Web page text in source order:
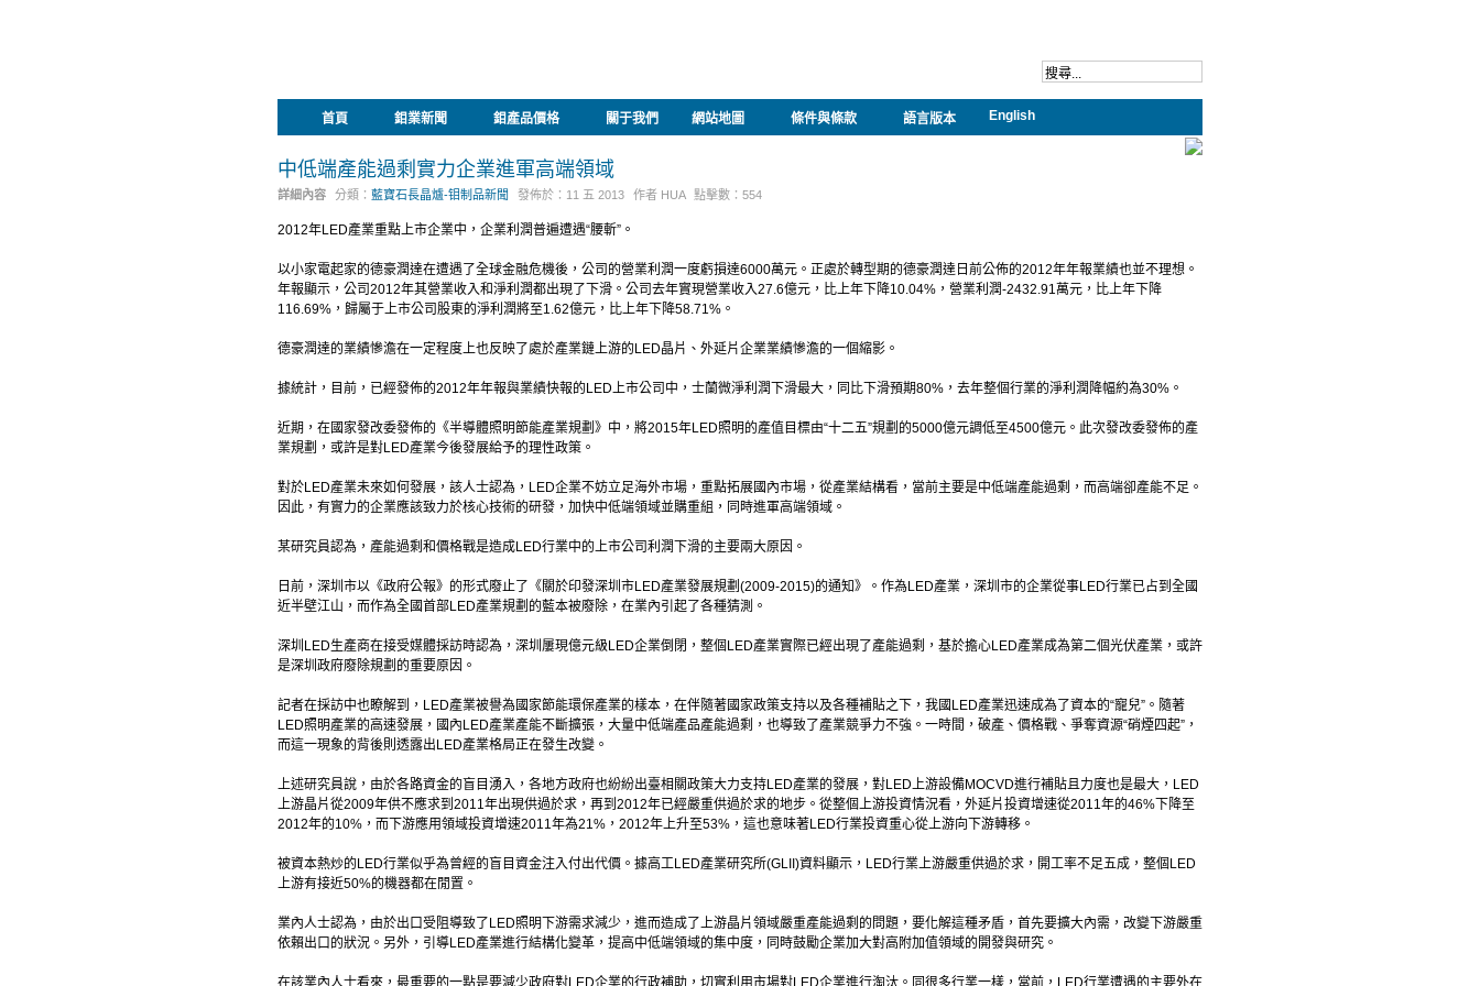
首頁 鉬業新聞 鉬產品價格 關于我們 網站地圖 條件與條款 語言版本 English
中低端產能過剩實力企業進軍高端領域
詳細內容 分類： 藍寶石長晶爐-钼制品新聞 發佈於： 11 五 2013 作者 HUA 點擊數： 554
2012年LED產業重點上市企業中，企業利潤普遍遭遇“腰斬”。
以小家電起家的德豪潤達在遭遇了全球金融危機後，公司的營業利潤一度虧損達6000萬元。正處於轉型期的德豪潤達日前公佈的2012年年報業績也並不理想。
年報顯示，公司2012年其營業收入和淨利潤都出現了下滑。公司去年實現營業收入27.6億元，比上年下降10.04%，營業利潤-2432.91萬元，比上年下降
116.69%，歸屬于上市公司股東的淨利潤將至1.62億元，比上年下降58.71%。
德豪潤達的業績慘澹在一定程度上也反映了處於產業鏈上游的LED晶片、外延片企業業績慘澹的一個縮影。
據統計，目前，已經發佈的2012年年報與業績快報的LED上市公司中，士蘭微淨利潤下滑最大，同比下滑預期80%，去年整個行業的淨利潤降幅約為30%。
近期，在國家發改委發佈的《半導體照明節能產業規劃》中，將2015年LED照明的產值目標由“十二五”規劃的5000億元調低至4500億元。此次發改委發佈的產
業規劃，或許是對LED產業今後發展給予的理性政策。
對於LED產業未來如何發展，該人士認為，LED企業不妨立足海外市場，重點拓展國內市場，從產業結構看，當前主要是中低端產能過剩，而高端卻產能不足。
因此，有實力的企業應該致力於核心技術的研發，加快中低端領域並購重組，同時進軍高端領域。
某研究員認為，產能過剩和價格戰是造成LED行業中的上市公司利潤下滑的主要兩大原因。
日前，深圳市以《政府公報》的形式廢止了《關於印發深圳市LED產業發展規劃(2009-2015)的通知》。作為LED產業，深圳市的企業從事LED行業已占到全國
近半壁江山，而作為全國首部LED產業規劃的藍本被廢除，在業內引起了各種猜測。
深圳LED生產商在接受媒體採訪時認為，深圳屢現億元級LED企業倒閉，整個LED產業實際已經出現了產能過剩，基於擔心LED產業成為第二個光伏產業，或許
是深圳政府廢除規劃的重要原因。
記者在採訪中也瞭解到，LED產業被譽為國家節能環保產業的樣本，在伴隨著國家政策支持以及各種補貼之下，我國LED產業迅速成為了資本的“寵兒”。隨著
LED照明產業的高速發展，國內LED產業產能不斷擴張，大量中低端產品產能過剩，也導致了產業競爭力不強。一時間，破產、價格戰、爭奪資源“硝煙四起”，
而這一現象的背後則透露出LED產業格局正在發生改變。
上述研究員說，由於各路資金的盲目湧入，各地方政府也紛紛出臺相關政策大力支持LED產業的發展，對LED上游設備MOCVD進行補貼且力度也是最大，LED
上游晶片從2009年供不應求到2011年出現供過於求，再到2012年已經嚴重供過於求的地步。從整個上游投資情況看，外延片投資增速從2011年的46%下降至
2012年的10%，而下游應用領域投資增速2011年為21%，2012年上升至53%，這也意味著LED行業投資重心從上游向下游轉移。
被資本熱炒的LED行業似乎為曾經的盲目資金注入付出代價。據高工LED產業研究所(GLII)資料顯示，LED行業上游嚴重供過於求，開工率不足五成，整個LED
上游有接近50%的機器都在閒置。
業內人士認為，由於出口受阻導致了LED照明下游需求減少，進而造成了上游晶片領域嚴重產能過剩的問題，要化解這種矛盾，首先要擴大內需，改變下游嚴重
依賴出口的狀況。另外，引導LED產業進行結構化變革，提高中低端領域的集中度，同時鼓勵企業加大對高附加值領域的開發與研究。
在該業內人士看來，最重要的一點是要減少政府對LED企業的行政補助，切實利用市場對LED企業進行淘汰。同很多行業一樣，當前，LED行業遭遇的主要外在